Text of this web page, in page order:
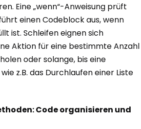
Eine „wenn“-Anweisung prüft
einen Codeblock aus, wenn
ist. Schleifen eignen sich
Aktion für eine bestimmte Anzahl
oder solange, bis eine
z.B. das Durchlaufen einer Liste
Code organisieren und